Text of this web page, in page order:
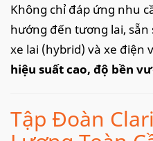
Không chỉ đáp ứng nhu
hướng đến tương lai, sẵn
xe lai (hybrid) và xe điện
hiệu suất cao, độ bền
Tập Đoàn